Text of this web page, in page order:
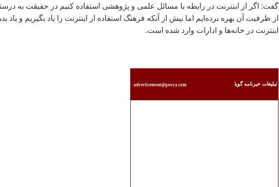
گفت: اگر از اینترنت در رابطه با مسائل علمی و پژوهشی استفاده کنیم در حقیقت به
از ظرفیت آن بهره برده‌ایم اما بیش از آنکه فرهنگ استفاده از اینترنت را یاد بگیریم و یاد
اینترنت در خانه‌ها و ادارات وارد شده است.
تبليغات خبرنامه گويا advertisement@gooya.com